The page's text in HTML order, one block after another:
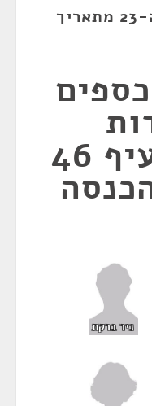
ישיבת ועדה של הכנסת ה-23 מתאריך
ציבור לפי סעיף 46
ניר ברקת